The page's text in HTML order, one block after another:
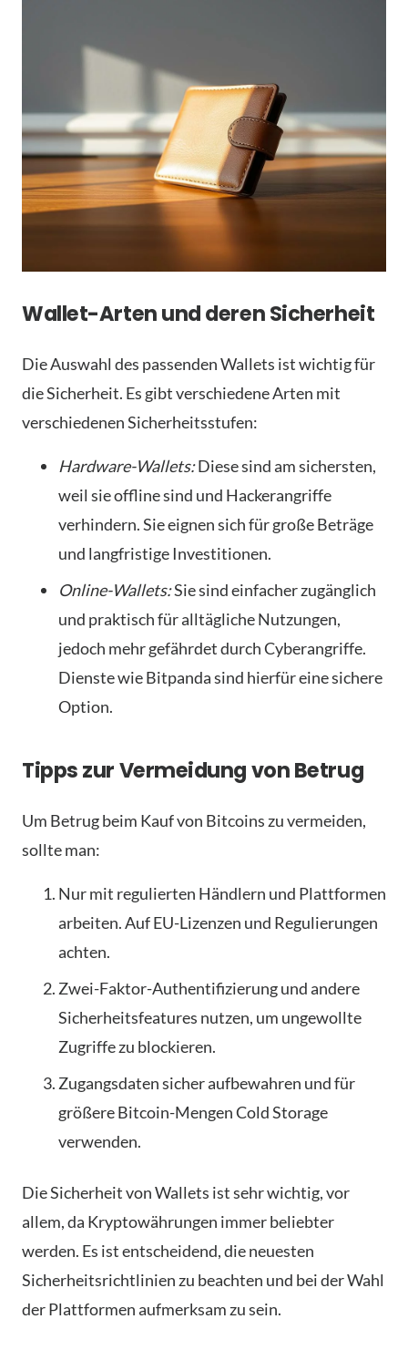
Wallet-Arten und deren Sicherheit
Die Auswahl des passenden Wallets ist wichtig für
die Sicherheit. Es gibt verschiedene Arten mit
verschiedenen Sicherheitsstufen:
Hardware-Wallets:Diese sind am sichersten,
weil sie offline sind und Hackerangriffe
verhindern. Sie eignen sich für große Beträge
und langfristige Investitionen.
Online-Wallets:Sie sind einfacher zugänglich
und praktisch für alltägliche Nutzungen,
jedoch mehr gefährdet durch Cyberangriffe.
Dienste wie Bitpanda sind hierfür eine sichere
Option.
Tipps zur Vermeidung von Betrug
Um Betrug beim Kauf von Bitcoins zu vermeiden,
sollte man:
Nur mit regulierten Händlern und Plattformen
arbeiten. Auf EU-Lizenzen und Regulierungen
achten.
Zwei-Faktor-Authentifizierung und andere
Sicherheitsfeatures nutzen, um ungewollte
Zugriffe zu blockieren.
Zugangsdaten sicher aufbewahren und für
größere Bitcoin-Mengen Cold Storage
verwenden.
Die Sicherheit von Wallets ist sehr wichtig, vor
allem, da Kryptowährungen immer beliebter
werden. Es ist entscheidend, die neuesten
Sicherheitsrichtlinien zu beachten und bei der Wahl
der Plattformen aufmerksam zu sein.